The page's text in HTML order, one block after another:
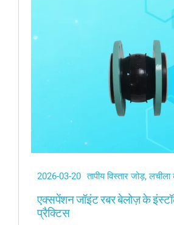
2026-03-20 तापीय विस्तार जोड़,
एक्सपेंशन जॉइंट रबर बेलोज़ के
प्रैक्टिस